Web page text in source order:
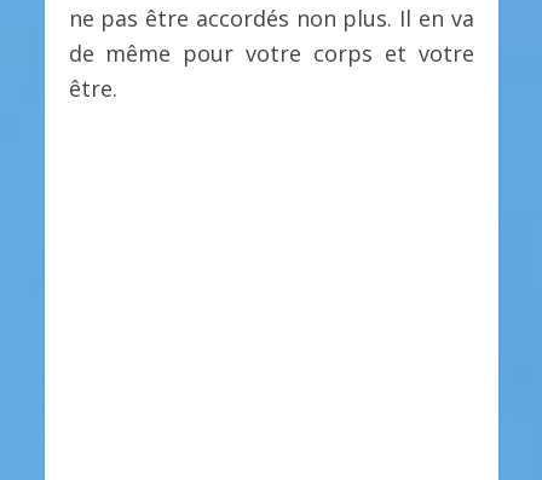
ne pas être accordés non plus. Il en va
de même pour votre corps et votre
être.